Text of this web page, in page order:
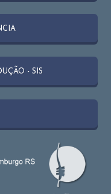
- SIS